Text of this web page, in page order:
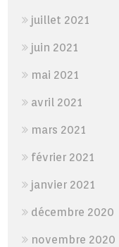
juillet 2021
juin 2021
mai 2021
avril 2021
mars 2021
février 2021
janvier 2021
décembre 2020
novembre 2020